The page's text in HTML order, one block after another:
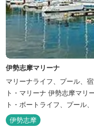
伊勢志摩マリーナ
マリーナライフ、プール、
ト・マリーナ 伊勢志摩マリ
ト・ボートライフ、プール
ト・マリーナの管理・運営を
伊勢志摩